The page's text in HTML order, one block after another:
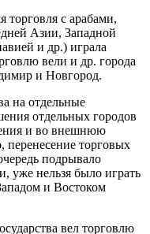
с арабами,
Азии, Западной
и др.) играла
вели и др. города
и Новгород.
на отдельные
отдельных городов
и во внешнюю
торговых
подрывало
уже нельзя было играть
и Востоком
вел торговлю